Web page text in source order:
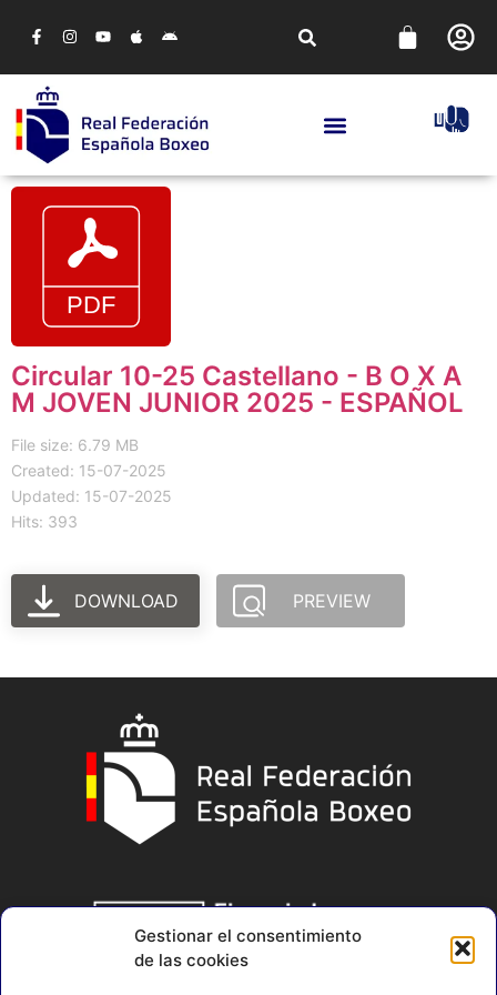
Gestionar el consentimiento
de las cookies
Circular 10-25 Castellano - B O X A
M JOVEN JUNIOR 2025 - ESPAÑOL
File size: 6.79 MB
Created: 15-07-2025
Updated: 15-07-2025
Hits: 393
DOWNLOAD PREVIEW